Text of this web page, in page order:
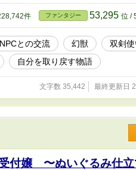
件 ファンタジー 53,295 位 /
NPCとの交流 幻獣 双剣
自分を取り戻す物語
文字数 35,442 最終更新日
付嬢 〜ぬいぐるみ仕